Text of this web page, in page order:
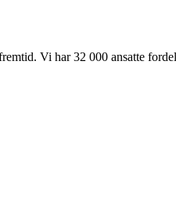
Vi har 32 000 ansatte